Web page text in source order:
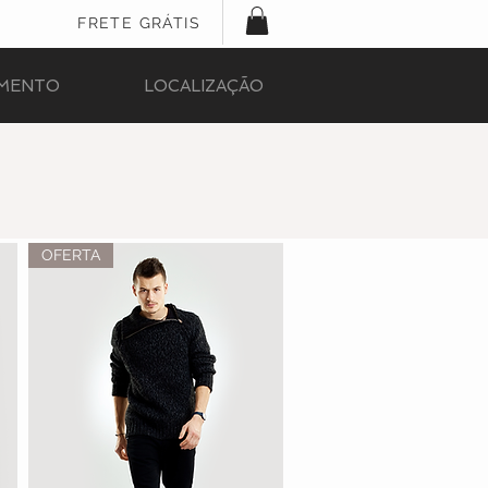
FRETE GRÁTIS
LOCALIZAÇÃO
OFERTA